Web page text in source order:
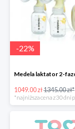
-22%
1049.00 zł1345.00 zł*